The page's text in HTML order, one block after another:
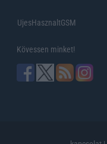
UjesHasznaltGSM
Kövessen minket!